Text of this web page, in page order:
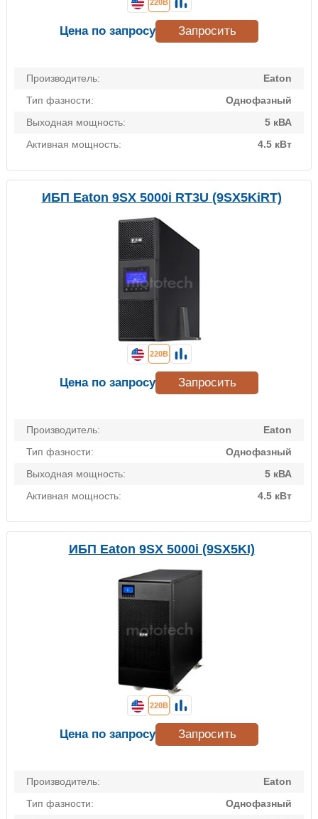
Производитель:
Eaton
Тип фазности:
Однофазный
Выходная мощность:
5 кВА
Активная мощность:
4.5 кВт
220В
Цена по запросу Запросить
ИБП Eaton 9SX 5000i RT3U (9SX5KiRT)
Производитель:
Eaton
Тип фазности:
Однофазный
Выходная мощность:
5 кВА
Активная мощность:
4.5 кВт
220В
Цена по запросу Запросить
ИБП Eaton 9SX 5000i (9SX5KI)
Производитель:
Eaton
Тип фазности:
Однофазный
220В
Цена по запросу Запросить